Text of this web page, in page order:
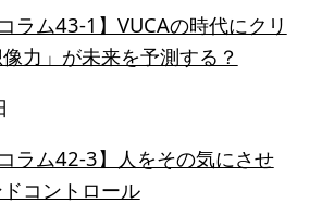
コラム43-1】VUCAの時代にクリ
力」が未来を予測する？
コラム42-3】人をその気にさせ
コントロール